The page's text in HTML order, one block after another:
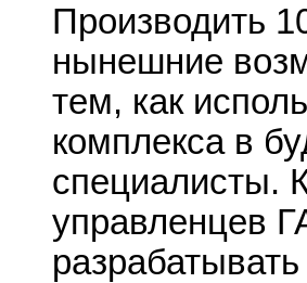
Производить
нынешние
тем, как
комплекса в
специалисты.
управленцев